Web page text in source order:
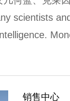
scientists
销售中心